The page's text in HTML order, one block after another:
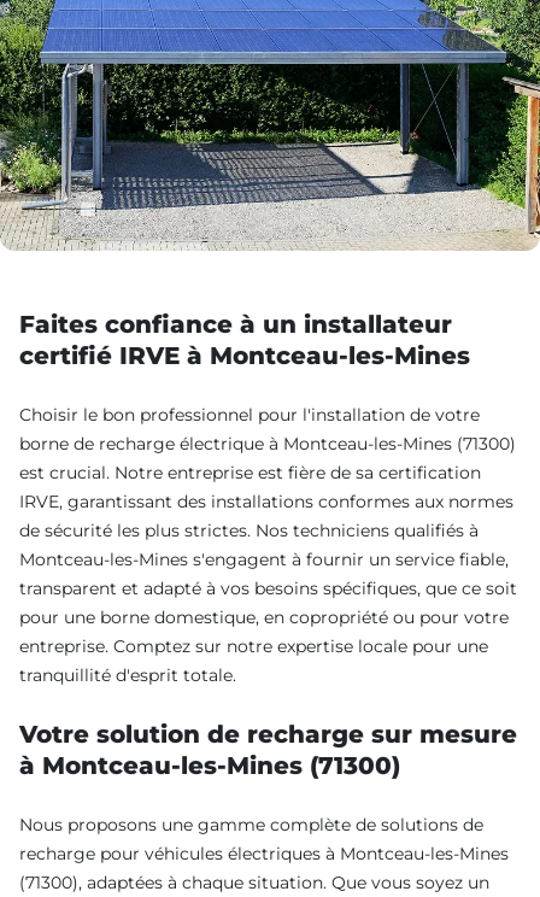
Faites confiance à un installateur
certifié IRVE à Montceau-les-Mines
Choisir le bon professionnel pour l'installation de votre
borne de recharge électrique à Montceau-les-Mines (71300)
est crucial. Notre entreprise est fière de sa certification
IRVE, garantissant des installations conformes aux normes
de sécurité les plus strictes. Nos techniciens qualifiés à
Montceau-les-Mines s'engagent à fournir un service fiable,
transparent et adapté à vos besoins spécifiques, que ce soit
pour une borne domestique, en copropriété ou pour votre
entreprise. Comptez sur notre expertise locale pour une
tranquillité d'esprit totale.
Votre solution de recharge sur mesure
à Montceau-les-Mines (71300)
Nous proposons une gamme complète de solutions de
recharge pour véhicules électriques à Montceau-les-Mines
(71300), adaptées à chaque situation. Que vous soyez un